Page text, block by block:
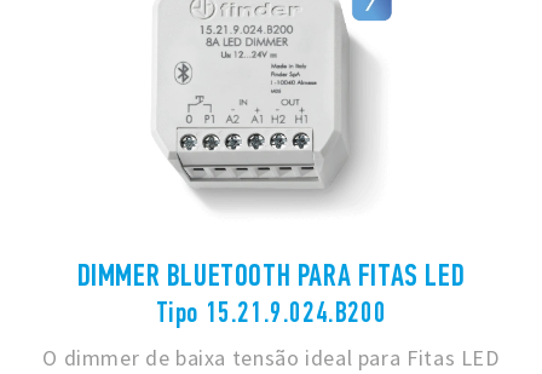
DIMMER BLUETOOTH PARA FITAS LED
Tipo 15.21.9.024.B200
O dimmer de baixa tensão ideal para Fitas LED